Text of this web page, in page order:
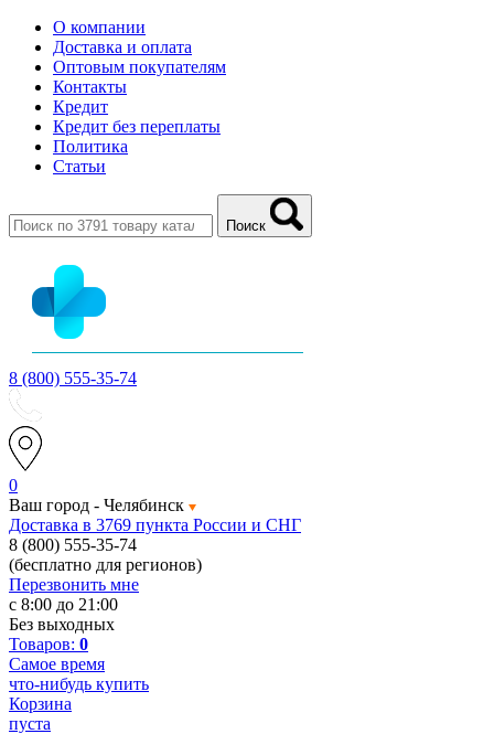
О компании
Доставка и оплата
Оптовым покупателям
Контакты
Кредит
Кредит без переплаты
Политика
Статьи
Поиск
8 (800) 555-35-74
0
Ваш город - Челябинск
Доставка в 3769 пункта России и СНГ
8 (800) 555-35-74
(бесплатно для регионов)
Перезвонить мне
с 8:00 до 21:00
Без выходных
Товаров: 0
Самое время
что-нибудь купить
Корзина
пуста